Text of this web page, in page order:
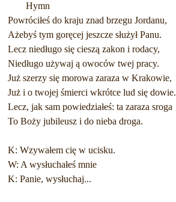
Hymn
Powróciłeś do kraju znad brzegu Jordanu,
Ażebyś tym goręcej jeszcze służył Panu.
Lecz niedługo się cieszą zakon i rodacy,
Niedługo używaj ą owoców twej pracy.
Już szerzy się morowa zaraza w Krakowie,
Już i o twojej śmierci wkrótce lud się dowie.
Lecz, jak sam powiedziałeś: ta zaraza sroga
To Boży jubileusz i do nieba droga.
K: Wzywałem cię w ucisku.
W: A wysłuchałeś mnie
K: Panie, wysłuchaj...